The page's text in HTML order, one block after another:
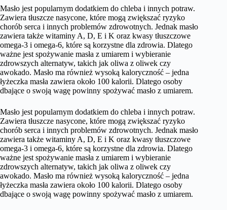
Masło jest popularnym dodatkiem do chleba i innych potraw.
Zawiera tłuszcze nasycone, które mogą zwiększać ryzyko
chorób serca i innych problemów zdrowotnych. Jednak masło
zawiera także witaminy A, D, E i K oraz kwasy tłuszczowe
omega-3 i omega-6, które są korzystne dla zdrowia. Dlatego
ważne jest spożywanie masła z umiarem i wybieranie
zdrowszych alternatyw, takich jak oliwa z oliwek czy
awokado. Masło ma również wysoką kaloryczność – jedna
łyżeczka masła zawiera około 100 kalorii. Dlatego osoby
dbające o swoją wagę powinny spożywać masło z umiarem.
Masło jest popularnym dodatkiem do chleba i innych potraw.
Zawiera tłuszcze nasycone, które mogą zwiększać ryzyko
chorób serca i innych problemów zdrowotnych. Jednak masło
zawiera także witaminy A, D, E i K oraz kwasy tłuszczowe
omega-3 i omega-6, które są korzystne dla zdrowia. Dlatego
ważne jest spożywanie masła z umiarem i wybieranie
zdrowszych alternatyw, takich jak oliwa z oliwek czy
awokado. Masło ma również wysoką kaloryczność – jedna
łyżeczka masła zawiera około 100 kalorii. Dlatego osoby
dbające o swoją wagę powinny spożywać masło z umiarem.